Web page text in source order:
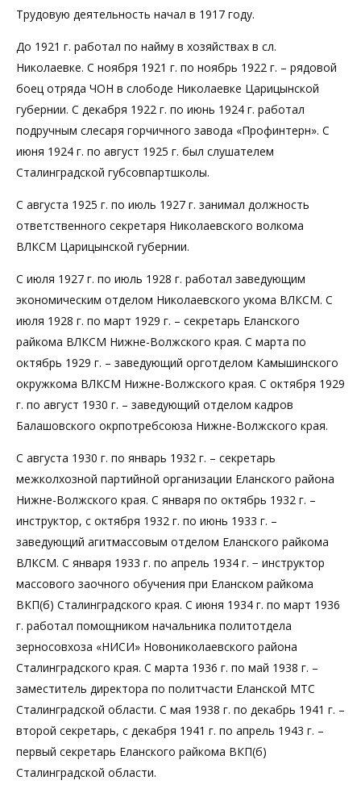
Трудовую деятельность начал в 1917 году.
До 1921 г. работал по найму в хозяйствах в сл.
Николаевке. С ноября 1921 г. по ноябрь 1922 г. – рядовой
боец отряда ЧОН в слободе Николаевке Царицынской
губернии. С декабря 1922 г. по июнь 1924 г. работал
подручным слесаря горчичного завода «Профинтерн». С
июня 1924 г. по август 1925 г. был слушателем
Сталинградской губсовпартшколы.
С августа 1925 г. по июль 1927 г. занимал должность
ответственного секретаря Николаевского волкома
ВЛКСМ Царицынской губернии.
С июля 1927 г. по июль 1928 г. работал заведующим
экономическим отделом Николаевского укома ВЛКСМ. С
июля 1928 г. по март 1929 г. – секретарь Еланского
райкома ВЛКСМ Нижне-Волжского края. С марта по
октябрь 1929 г. – заведующий орготделом Камышинского
окружкома ВЛКСМ Нижне-Волжского края. С октября 1929
г. по август 1930 г. – заведующий отделом кадров
Балашовского окрпотребсоюза Нижне-Волжского края.
С августа 1930 г. по январь 1932 г. – секретарь
межколхозной партийной организации Еланского района
Нижне-Волжского края. С января по октябрь 1932 г. –
инструктор, с октября 1932 г. по июнь 1933 г. –
заведующий агитмассовым отделом Еланского райкома
ВЛКСМ. С января 1933 г. по апрель 1934 г. − инструктор
массового заочного обучения при Еланском райкома
ВКП(б) Сталинградского края. С июня 1934 г. по март 1936
г. работал помощником начальника политотдела
зерносовхоза «НИСИ» Новониколаевского района
Сталинградского края. С марта 1936 г. по май 1938 г. –
заместитель директора по политчасти Еланской МТС
Сталинградской области. С мая 1938 г. по декабрь 1941 г. –
второй секретарь, с декабря 1941 г. по апрель 1943 г. –
первый секретарь Еланского райкома ВКП(б)
Сталинградской области.